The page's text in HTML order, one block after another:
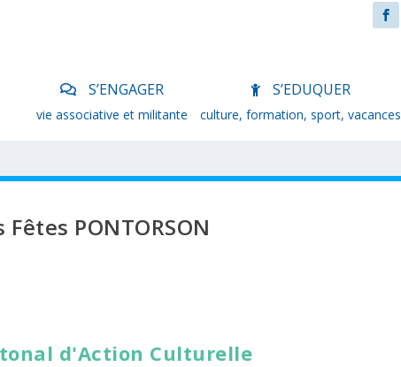
S’ENGAGER
vie associative et militante
S’EDUQUER
culture, formation, sport, vacances
Fêtes PONTORSON
d'Action Culturelle